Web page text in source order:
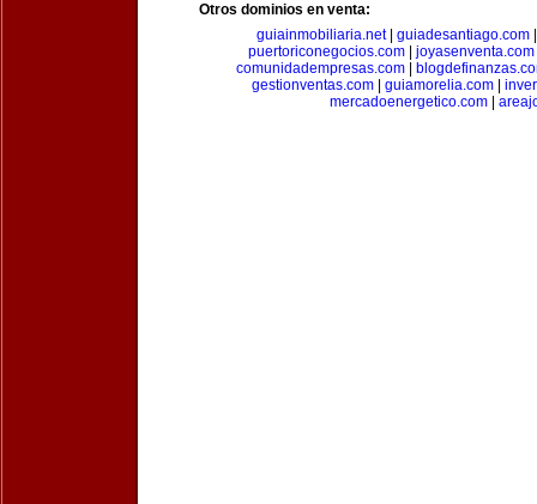
Otros dominios en venta:
guiainmobiliaria.net| guiadesantiago.com
puertoriconegocios.com
joyasenventa.com
comunidadempresas.com|
gestionventas.com| guiamorelia.com|
mercadoenergetico.com